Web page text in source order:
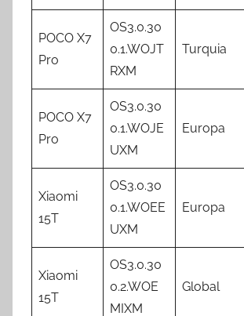
POCO X7
Pro
OS3.0.30
0.1.WOJT
RXM
Turquia
POCO X7
Pro
OS3.0.30
0.1.WOJE
UXM
Europa
Xiaomi
15T
OS3.0.30
0.1.WOEE
UXM
Europa
Xiaomi
15T
OS3.0.30
0.2.WOE
MIXM
Global